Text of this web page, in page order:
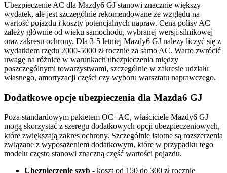
Ubezpieczenie AC dla Mazdy6 GJ stanowi znacznie większy
wydatek, ale jest szczególnie rekomendowane ze względu na
wartość pojazdu i koszty potencjalnych napraw. Cena polisy AC
zależy głównie od wieku samochodu, wybranej wersji silnikowej
oraz zakresu ochrony. Dla 3-5 letniej Mazdy6 GJ należy liczyć się z
wydatkiem rzędu 2000-5000 zł rocznie za samo AC. Warto zwrócić
uwagę na różnice w warunkach ubezpieczenia między
poszczególnymi towarzystwami, szczególnie w zakresie udziału
własnego, amortyzacji części czy wyboru warsztatu naprawczego.
Dodatkowe opcje ubezpieczenia dla Mazda6 GJ
Poza standardowym pakietem OC+AC, właściciele Mazdy6 GJ
mogą skorzystać z szeregu dodatkowych opcji ubezpieczeniowych,
które zwiększają zakres ochrony. Szczególnie istotne są rozszerzenia
związane z wyposażeniem dodatkowym, które w przypadku tego
modelu często stanowi znaczną część wartości pojazdu.
Ubezpieczenie szyb - koszt od 150 do 300 zł rocznie